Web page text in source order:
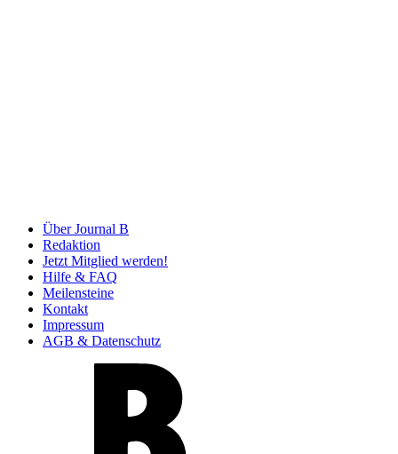
Über Journal B
Redaktion
Jetzt Mitglied werden!
Hilfe & FAQ
Meilensteine
Kontakt
Impressum
AGB & Datenschutz